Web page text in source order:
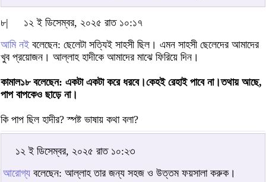
৮|
১২ ই ডিসেম্বর, ২০২৫ রাত ১০:১৭
আমি নই বলেছেন: ছেলেটা সত্যিই সাহসী ছিল। এমন সাহসী ছেলেদের আমাদের
খুব প্রয়োজন। আল্লাহ হাদীকে আমাদের মাঝে ফিরিয়ে দিন।
কামাল১৮ বলেছেন: একটা একটা করে ধরবে।কেহই রেহাই পাবে না।তথায় আছে,
পাপ বাপকেও ছাড়ে না।
কি পাপ ছিল হাদীর? স্পষ্ট ভাষায় কথা বলা?
১২ ই ডিসেম্বর, ২০২৫ রাত ১০:২৩
আরোগ্য বলেছেন: আল্লাহ তার জন্য সহজ ও উত্তম ফয়সালা করুক।